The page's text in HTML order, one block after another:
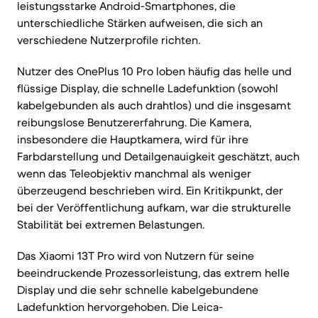
leistungsstarke Android-Smartphones, die
unterschiedliche Stärken aufweisen, die sich an
verschiedene Nutzerprofile richten.
Nutzer des OnePlus 10 Pro loben häufig das helle und
flüssige Display, die schnelle Ladefunktion (sowohl
kabelgebunden als auch drahtlos) und die insgesamt
reibungslose Benutzererfahrung. Die Kamera,
insbesondere die Hauptkamera, wird für ihre
Farbdarstellung und Detailgenauigkeit geschätzt, auch
wenn das Teleobjektiv manchmal als weniger
überzeugend beschrieben wird. Ein Kritikpunkt, der
bei der Veröffentlichung aufkam, war die strukturelle
Stabilität bei extremen Belastungen.
Das Xiaomi 13T Pro wird von Nutzern für seine
beeindruckende Prozessorleistung, das extrem helle
Display und die sehr schnelle kabelgebundene
Ladefunktion hervorgehoben. Die Leica-